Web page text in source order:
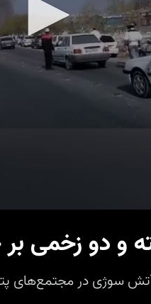
و دو زخمی
آتش سوژی در مجتمع‌های